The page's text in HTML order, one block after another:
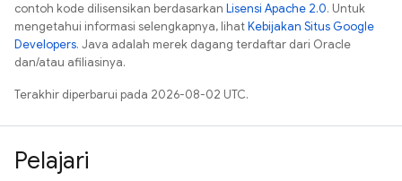
contoh kode dilisensikan berdasarkan Lisensi Apache 2.0. Untuk
mengetahui informasi selengkapnya, lihatKebijakan Situs Google
Developers. Java adalah merek dagang terdaftar dari Oracle
dan/atau afiliasinya.
Terakhir diperbarui pada 2026-08-02 UTC.
Pelajari